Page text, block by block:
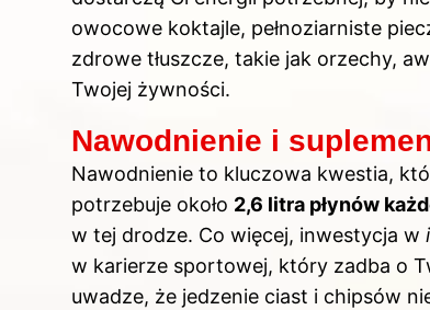
owocowe koktajle, pełnoziarniste
zdrowe tłuszcze, takie jak orzechy,
Twojej żywności.
Nawodnienie i
Nawodnienie to kluczowa kwestia,
potrzebuje około 2,6 litra płynów
w tej drodze. Co więcej, inwestycja w
w karierze sportowej, który zadba o
uwadze, że jedzenie ciast i chipsów